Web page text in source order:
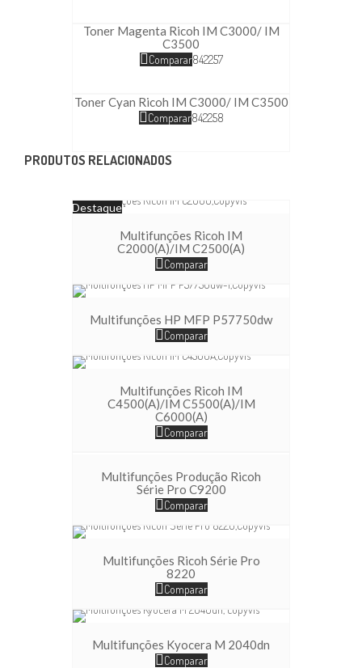
Toner Magenta Ricoh IM C3000/ IM
C3500
Comparar842257
Toner Cyan Ricoh IM C3000/ IM C3500
Comparar842258
PRODUTOS RELACIONADOS
Destaque
Multifunções Ricoh IM
C2000(A)/IM C2500(A)
Comparar
Multifunções HP MFP P57750dw
Comparar
Multifunções Ricoh IM
C4500(A)/IM C5500(A)/IM
C6000(A)
Comparar
Multifunções Produção Ricoh
Série Pro C9200
Comparar
Multifunções Ricoh Série Pro
8220
Comparar
Multifunções Kyocera M 2040dn
Comparar